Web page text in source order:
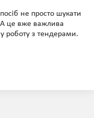
не просто шукати
А це вже важлива
роботу з тендерами.